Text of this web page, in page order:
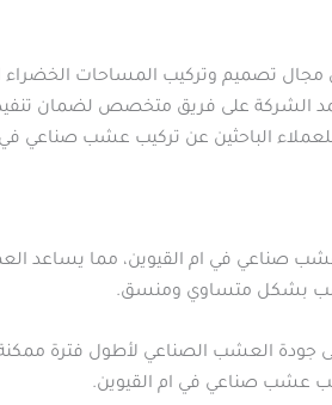
تصميم وتركيب المساحات الخضراء
الشركة على فريق متخصص لضمان
للعملاء الباحثين عن تركيب عشب صناعي في
صناعي في ام القيوين، مما يساعد
العشب بشكل متساوي ومنسق.
جودة العشب الصناعي لأطول فترة
عشب صناعي في ام القيوين.